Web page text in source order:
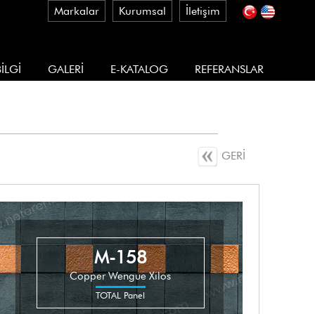
Markalar Kurumsal İletişim
GALERİ E-KATALOG REFERANSLAR
GERİ
M-158
Copper Wengue Xilos
TOTAL Panel